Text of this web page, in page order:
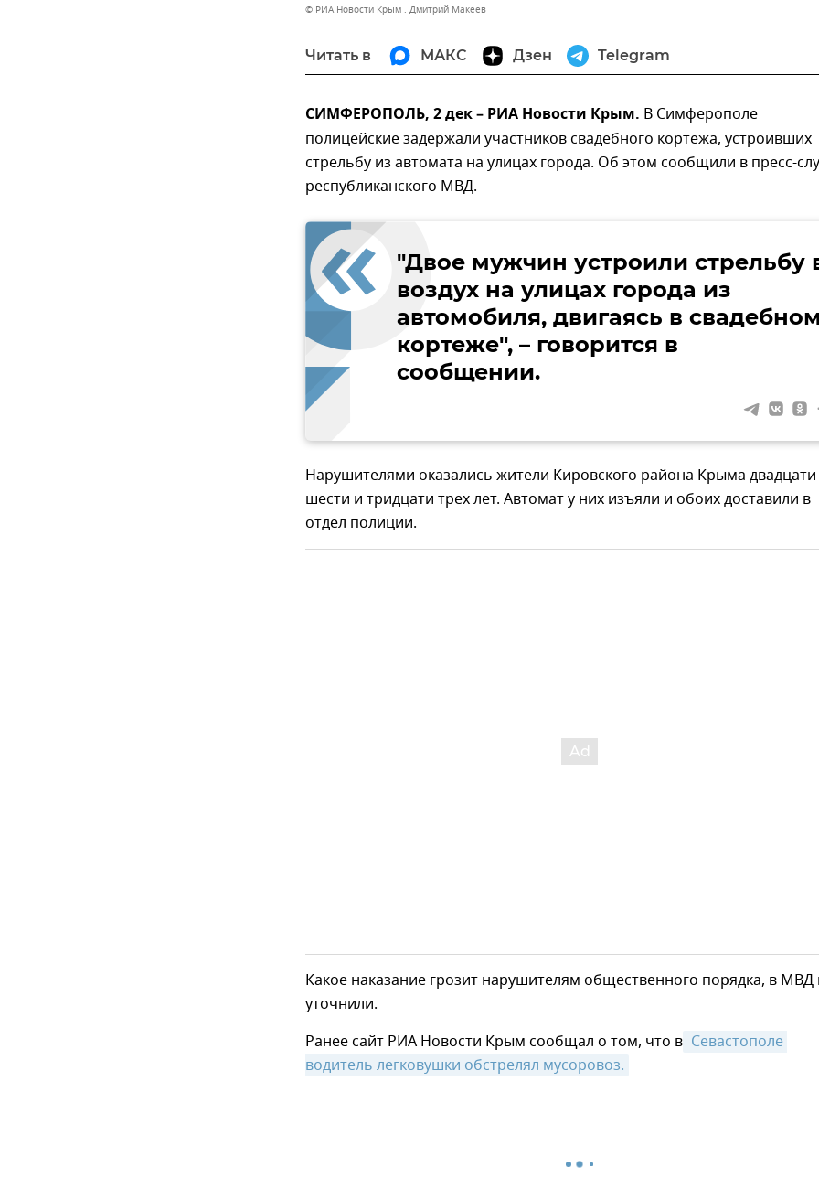
© РИА Новости Крым . Дмитрий Макеев
Читать в МАКС Дзен Telegram
СИМФЕРОПОЛЬ, 2 дек – РИА Новости Крым. В Симферополе
полицейские задержали участников свадебного кортежа, устроивших
стрельбу из автомата на улицах города. Об этом сообщили в пресс-
республиканского МВД.
"Двое мужчин устроили стрельбу
воздух на улицах города из
автомобиля, двигаясь в
кортеже", – говорится в
сообщении.
Нарушителями оказались жители Кировского района Крыма двадцати
шести и тридцати трех лет. Автомат у них изъяли и обоих доставили в
отдел полиции.
Какое наказание грозит нарушителям общественного порядка, в МВД
уточнили.
Ранее сайт РИА Новости Крым сообщал о том, что в Севастополе
водитель легковушки обстрелял мусоровоз.